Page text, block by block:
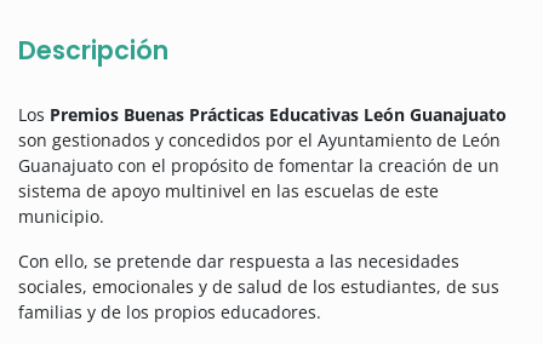
Descripción
Los Premios Buenas Prácticas Educativas León Guanajuato
son gestionados y concedidos por el Ayuntamiento de León
Guanajuato con el propósito de fomentar la creación de un
sistema de apoyo multinivel en las escuelas de este
municipio.
Con ello, se pretende dar respuesta a las necesidades
sociales, emocionales y de salud de los estudiantes, de sus
familias y de los propios educadores.